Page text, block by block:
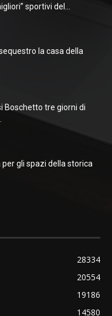
sportivi del...
la casa della
Boschetto tre giorni di
gli spazi della storica
28334
20554
19186
14580